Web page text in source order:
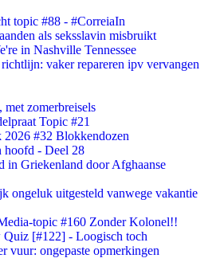
topic #88 - #CorreiaIn
als seksslavin misbruikt
in Nashville Tennessee
vaker repareren ipv vervangen
zomerbreisels
Topic #21
#32 Blokkendozen
hoofd - Deel 28
in Griekenland door Afghaanse
ongeluk uitgesteld vanwege vakantie
topic #160 Zonder Kolonel!!
[#122] - Loogisch toch
vuur: ongepaste opmerkingen